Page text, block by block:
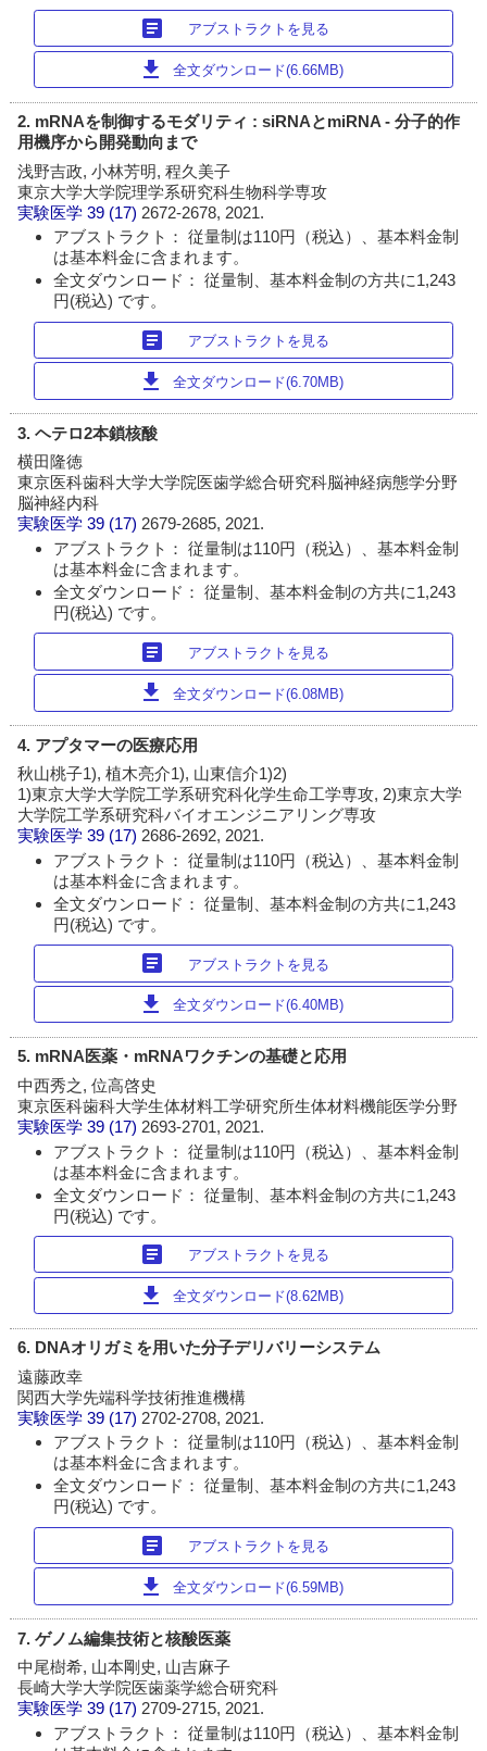
article アブストラクトを見る
download 全文ダウンロード(6.66MB)
2. mRNAを制御するモダリティ : siRNAとmiRNA - 分子的作
用機序から開発動向まで
浅野吉政, 小林芳明, 程久美子
東京大学大学院理学系研究科生物科学専攻
実験医学 39 (17) 2672-2678, 2021.
アブストラクト： 従量制は110円（税込）、基本料金制
は基本料金に含まれます。
全文ダウンロード： 従量制、基本料金制の方共に1,243
円(税込) です。
article アブストラクトを見る
download 全文ダウンロード(6.70MB)
3. ヘテロ2本鎖核酸
横田隆徳
東京医科歯科大学大学院医歯学総合研究科脳神経病態学分野
脳神経内科
実験医学 39 (17)2679-2685, 2021.
アブストラクト： 従量制は110円（税込）、基本料金制
は基本料金に含まれます。
全文ダウンロード： 従量制、基本料金制の方共に1,243
円(税込) です。
article アブストラクトを見る
download 全文ダウンロード(6.08MB)
4. アプタマーの医療応用
秋山桃子1), 植木亮介1), 山東信介1)2)
1)東京大学大学院工学系研究科化学生命工学専攻, 2)東京大学
大学院工学系研究科バイオエンジニアリング専攻
実験医学 39 (17) 2686-2692, 2021.
アブストラクト： 従量制は110円（税込）、基本料金制
は基本料金に含まれます。
全文ダウンロード： 従量制、基本料金制の方共に1,243
円(税込) です。
article アブストラクトを見る
download 全文ダウンロード(6.40MB)
5. mRNA医薬・mRNAワクチンの基礎と応用
中西秀之, 位高啓史
東京医科歯科大学生体材料工学研究所生体材料機能医学分野
実験医学 39 (17) 2693-2701, 2021.
アブストラクト： 従量制は110円（税込）、基本料金制
は基本料金に含まれます。
全文ダウンロード： 従量制、基本料金制の方共に1,243
円(税込) です。
article アブストラクトを見る
download 全文ダウンロード(8.62MB)
6. DNAオリガミを用いた分子デリバリーシステム
遠藤政幸
関西大学先端科学技術推進機構
実験医学 39 (17) 2702-2708, 2021.
アブストラクト： 従量制は110円（税込）、基本料金制
は基本料金に含まれます。
全文ダウンロード： 従量制、基本料金制の方共に1,243
円(税込) です。
article アブストラクトを見る
download 全文ダウンロード(6.59MB)
7. ゲノム編集技術と核酸医薬
中尾樹希, 山本剛史, 山吉麻子
長崎大学大学院医歯薬学総合研究科
実験医学 39 (17)2709-2715, 2021.
アブストラクト： 従量制は110円（税込）、基本料金制